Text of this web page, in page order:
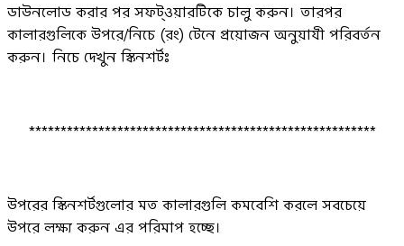
ডাউনলোড করার পর সফট্ওয়ারটিকে চালু করুন। তারপর
কালারগুলিকে উপরে/নিচে (রং) টেনে প্রয়োজন অনুয়াযী পরিবর্তন
করুন। নিচে দেখুন স্কিনশর্টঃ
*******************************************************
উপরের স্কিনশর্টগুলোর মত কালারগুলি কমবেশি করলে সবচেয়ে
উপরে লক্ষ্য করুন এর পরিমাপ হচ্ছে।